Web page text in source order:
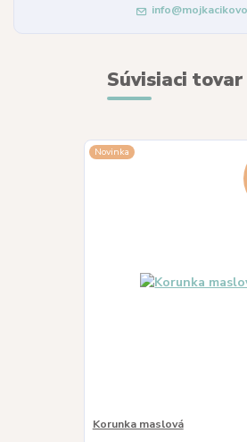
Súvisiaci tovar
Novinka
Korunka maslová